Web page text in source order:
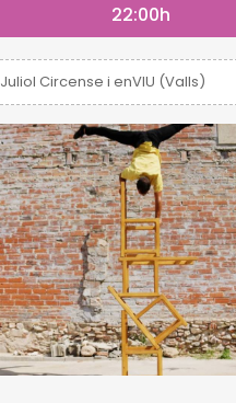
22:00h
Juliol Circense i enVIU (Valls)